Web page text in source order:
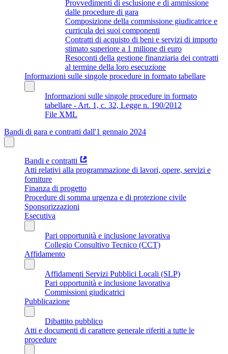
Provvedimenti di esclusione e di ammissione
dalle procedure di gara
Composizione della commissione giudicatrice e
curricula dei suoi componenti
Contratti di acquisto di beni e servizi di importo
stimato superiore a 1 milione di euro
Resoconti della gestione finanziaria dei contratti
al termine della loro esecuzione
Informazioni sulle singole procedure in formato tabellare
Informazioni sulle singole procedure in formato
tabellare - Art. 1, c. 32, Legge n. 190/2012
File XML
Bandi di gara e contratti dall'1 gennaio 2024
Bandi e contratti
Atti relativi alla programmazione di lavori, opere, servizi e
forniture
Finanza di progetto
Procedure di somma urgenza e di protezione civile
Sponsorizzazioni
Esecutiva
Pari opportunità e inclusione lavorativa
Collegio Consultivo Tecnico (CCT)
Affidamento
Affidamenti Servizi Pubblici Locali (SLP)
Pari opportunità e inclusione lavorativa
Commissioni giudicatrici
Pubblicazione
Dibattito pubblico
Atti e documenti di carattere generale riferiti a tutte le
procedure